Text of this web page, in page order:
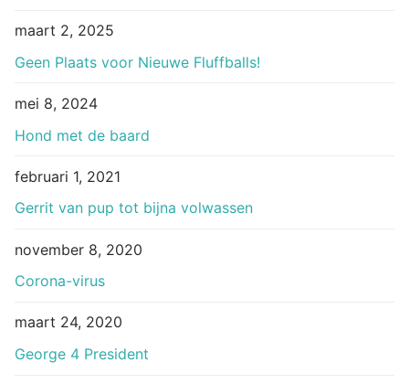
maart 2, 2025
Geen Plaats voor Nieuwe Fluffballs!
mei 8, 2024
Hond met de baard
februari 1, 2021
Gerrit van pup tot bijna volwassen
november 8, 2020
Corona-virus
maart 24, 2020
George 4 President